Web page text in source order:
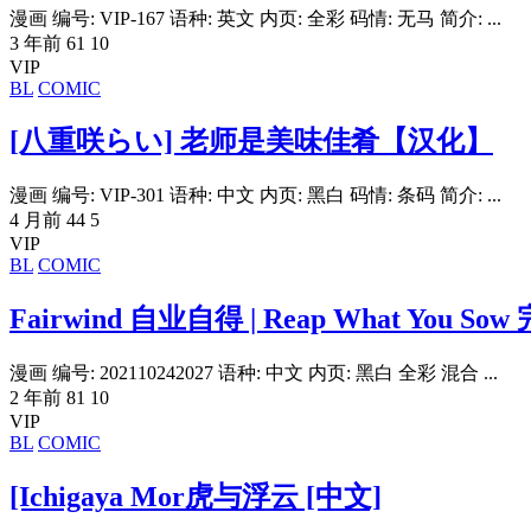
漫画 编号: VIP-167 语种: 英文 内页: 全彩 码情: 无马 简介: ...
3 年前 61 10
VIP
BL COMIC
[八重咲らい] 老师是美味佳肴【汉化】
漫画 编号: VIP-301 语种: 中文 内页: 黑白 码情: 条码 简介: ...
4 月前 44 5
VIP
BL COMIC
Fairwind 自业自得 | Reap What You Sow
漫画 编号: 202110242027 语种: 中文 内页: 黑白 全彩 混合 ...
2 年前 81 10
VIP
BL COMIC
[Ichigaya Mor虎与浮云 [中文]